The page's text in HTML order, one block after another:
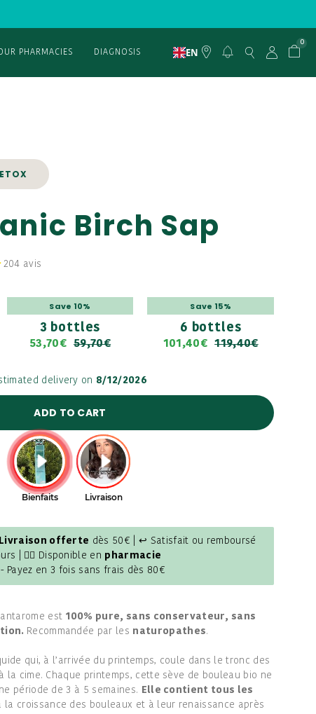
PHARMACIES DIAGNOSIS EN
0
Birch Sap
204 avis
3 bottles
Save 10%
53,70€ 59,70€
6 bottles
Save 15%
101,40€ 119,40€
delivery on 8/12/2026
ADD TO CART
Livraison offerte dès 50€ | ↩ Satisfait ou remboursé
| 👩‍⚕️ Disponible en pharmacie
Payez en 3 fois sans frais dès 80€
est 100% pure, sans conservateur, sans
Recommandée par les naturopathes.
qui, à l’arrivée du printemps, coule dans le tronc des
la cime. Chaque printemps, cette sève de bouleau bio ne
période de 3 à 5 semaines. Elle contient tous les
la croissance des bouleaux et à leur renaissance après